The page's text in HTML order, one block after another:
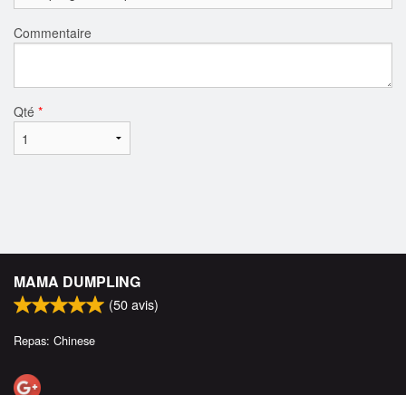
Commentaire
Qté *
MAMA DUMPLING
(50avis)
Repas: Chinese